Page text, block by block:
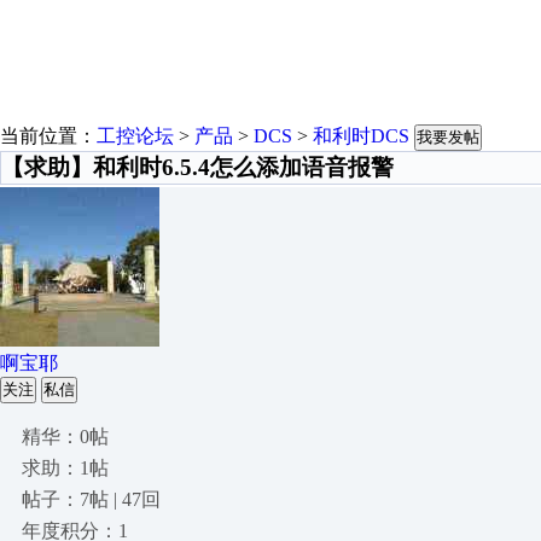
当前位置： 工控论坛 > 产品 > DCS > 和利时DCS 我要发帖
【求助】和利时6.5.4怎么添加语音报警
啊宝耶
关注 私信
精华：0帖
求助：1帖
帖子：7帖 | 47回
年度积分：1